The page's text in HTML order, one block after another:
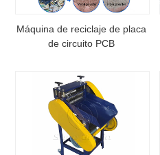
Máquina de reciclaje de placa
de circuito PCB